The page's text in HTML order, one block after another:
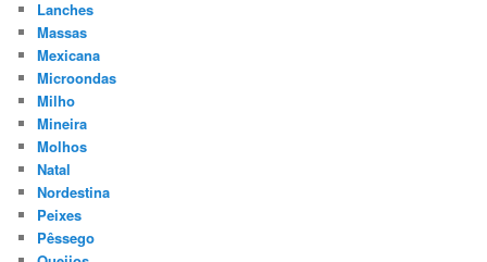
Lanches
Massas
Mexicana
Microondas
Milho
Mineira
Molhos
Natal
Nordestina
Peixes
Pêssego